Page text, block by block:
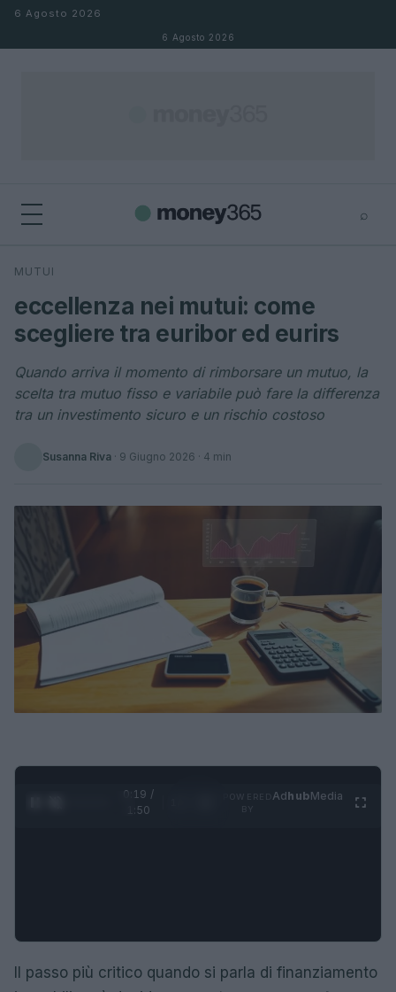
Salta al contenuto
6 Agosto 2026
6 Agosto 2026
⌕
Cerca
MUTUI
eccellenza nei mutui: come
scegliere tra euribor ed eurirs
Quando arriva il momento di rimborsare un mutuo, la
scelta tra mutuo fisso e variabile può fare la differenza
tra un investimento sicuro e un rischio costoso
Susanna Riva · 9 Giugno 2026 · 4 min
0:19 /
1:50
AdhubMedia
Il passo più critico quando si parla di finanziamento